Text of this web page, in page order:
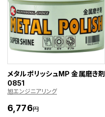
メタルポリッシュMP 金属磨き剤
0851
旭エンジニアリング
6,776円